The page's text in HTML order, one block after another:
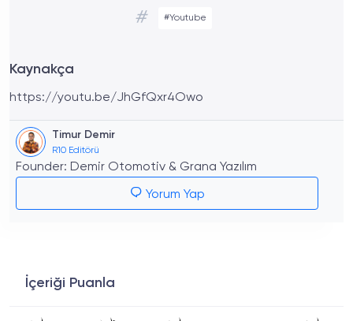
# #Youtube
Kaynakça
https://youtu.be/JhGfQxr4Owo
Timur Demir
R10 Editörü
Founder: Demir Otomotiv & Grana Yazılım
Yorum Yap
İçeriği Puanla